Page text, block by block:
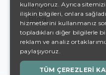
İletişim
Blog
kullanıyoruz. Ayrıca sitemizi
ilişkin bilgileri, onlara
hizmetlerini kullanmanız
topladıkları diğer bilgilerle
reklam ve analiz
paylaşıyoruz.
TÜM ÇEREZLERI